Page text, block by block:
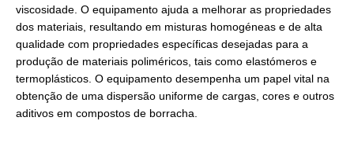
viscosidade. O equipamento ajuda a melhorar as propriedades
dos materiais, resultando em misturas homogéneas e de alta
qualidade com propriedades específicas desejadas para a
produção de materiais poliméricos, tais como elastómeros e
termoplásticos. O equipamento desempenha um papel vital na
obtenção de uma dispersão uniforme de cargas, cores e outros
aditivos em compostos de borracha.